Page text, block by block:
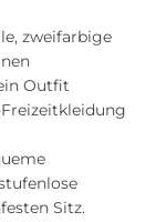
zweifarbige
Outfit
Sitz.